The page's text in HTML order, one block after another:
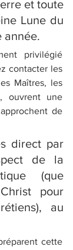
et toute
Lune du
année.
privilégié
contacter les
Maîtres, les
de
direct par
de la
(que
pour
au
cette